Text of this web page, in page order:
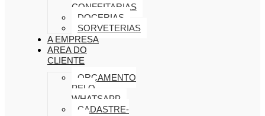
CONFEITARIAS
DOCERIAS
SORVETERIAS
A EMPRESA
AREA DO
CLIENTE
ORÇAMENTO
PELO
WHATSAPP
CADASTRE-